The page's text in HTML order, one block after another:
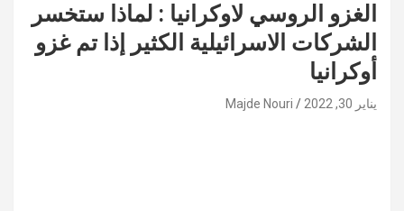
الغزو الروسي لاوكرانيا : لماذا ستخسر
الشركات الاسرائيلية الكثير إذا تم غزو
أوكرانيا
يناير 30, 2022 Majde Nouri